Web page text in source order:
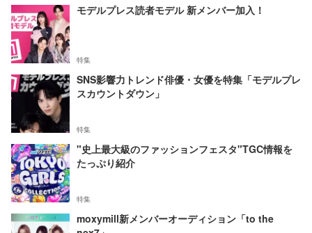
モデルプレス読者モデル 新メンバー加入！
特集
SNS影響力トレンド俳優・女優を特集「モデルプレ
スカウントダウン」
特集
"史上最大級のファッションフェスタ"TGC情報を
たっぷり紹介
特集
moxymill新メンバーオーディション「to the